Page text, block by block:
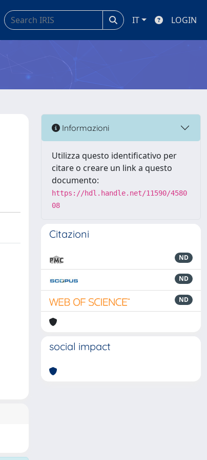
IT LOGIN
Informazioni
Utilizza questo identificativo per
citare o creare un link a questo
documento:
https://hdl.handle.net/11590/4580
08
Citazioni
ND
ND
ND
social impact